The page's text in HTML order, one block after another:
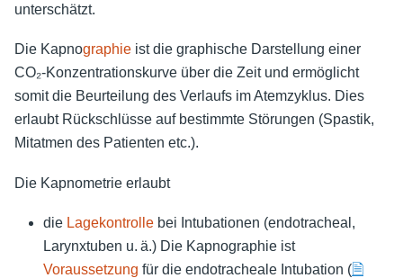
unterschätzt.
Die Kapnographie ist die graphische Darstellung einer
CO₂-Konzentrationskurve über die Zeit und ermöglicht
somit die Beurteilung des Verlaufs im Atemzyklus. Dies
erlaubt Rückschlüsse auf bestimmte Störungen (Spastik,
Mitatmen des Patienten etc.).
Die Kapnometrie erlaubt
die Lagekontrolle bei Intubationen (endotracheal,
Larynxtuben u. ä.) Die Kapnographie ist
Voraussetzung für die endotracheale Intubation (🗎